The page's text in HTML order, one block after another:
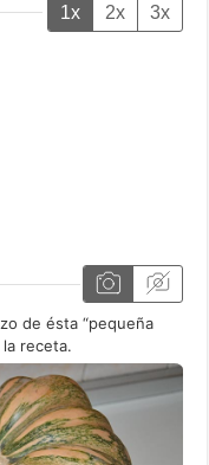
1x 2x 3x
de ésta “pequeña
receta.